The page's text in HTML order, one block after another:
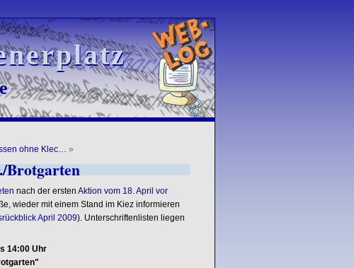
ohne Klec… »
Brotgarten
nach der ersten Aktion vom 18. April vor
wieder mit einem Stand im Kiez informieren
April 2009). Unterschriftenlisten liegen
14:00 Uhr